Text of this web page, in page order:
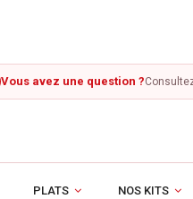
Vous avez une question ?
PLATS NOS KITS